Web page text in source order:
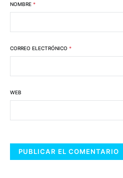
NOMBRE *
CORREO ELECTRÓNICO *
WEB